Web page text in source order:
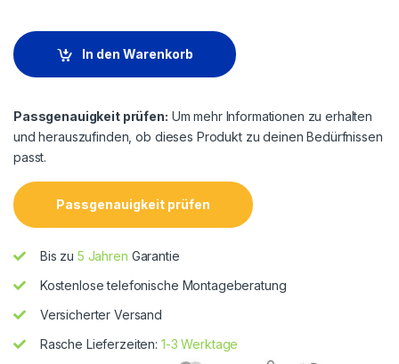
In den Warenkorb
Passgenauigkeit prüfen: Um mehr Informationen zu erhalten
und herauszufinden, ob dieses Produkt zu deinen Bedürfnissen
passt.
Passgenauigkeit prüfen
Bis zu 5 Jahren Garantie
Kostenlose telefonische Montageberatung
Versicherter Versand
Rasche Lieferzeiten: 1-3 Werktage